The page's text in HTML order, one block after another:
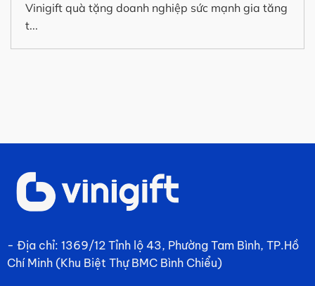
Vinigift quà tặng doanh nghiệp sức mạnh gia tăng
t...
- Địa chỉ: 1369/12 Tỉnh lộ 43, Phường Tam Bình, TP.Hồ
Chí Minh (Khu Biệt Thự BMC Bình Chiểu)